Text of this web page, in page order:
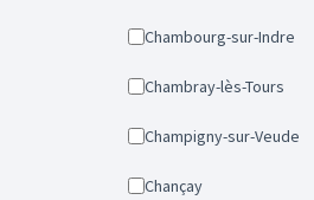
Chambourg-sur-Indre
Chambray-lès-Tours
Champigny-sur-Veude
Chançay